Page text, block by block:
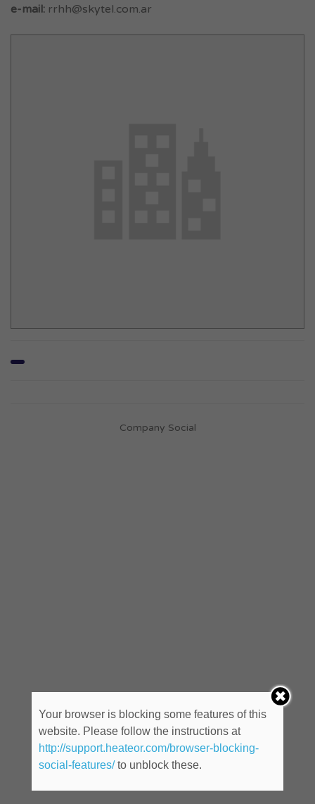
e-mail: rrhh@skytel.com.ar
Company Social
Your browser is blocking some features of this
website. Please follow the instructions at
http://support.heateor.com/browser-blocking-
social-features/to unblock these.